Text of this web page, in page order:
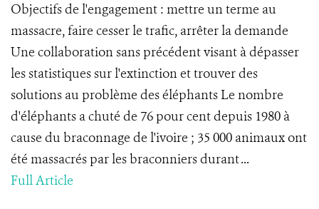
Objectifs de l'engagement : mettre un terme au
massacre, faire cesser le trafic, arrêter la demande
Une collaboration sans précédent visant à dépasser
les statistiques sur l'extinction et trouver des
solutions au problème des éléphants Le nombre
d'éléphants a chuté de 76 pour cent depuis 1980 à
cause du braconnage de l'ivoire ; 35 000 animaux ont
été massacrés par les braconniers durant ...
Full Article